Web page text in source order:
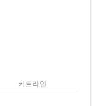
커트라인